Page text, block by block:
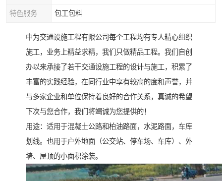
特色服务 包工包料
中为交通设施工程有限公司每个工程均有专人精心组织
施工，业务上精益求精，我们只做精品工程。我们自创
办以来承接了若干交通设施工程的设计与施工，积累了
丰富的实践经验，在同行业中享有较高的度和声誉，并
与多家企业和单位保持着良好的合作关系，真诚的希望
下次与您合作，我们将竭诚为您提供的！
用途：适用于混凝土公路和柏油路面，水泥路面，车库
划线。也用于户外地面（公交站、停车场、车库）、外
墙、屋顶的小面积涂装。